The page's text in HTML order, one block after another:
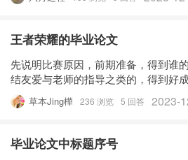
如会计职业、会计人员素质、管理会
王者荣耀的毕业论文
先说明比赛原因，前期准备，得到谁
结友爱与老师的指导之类的，得到好
师，没有好成绩的也要感谢同学老师
备，得到谁的帮助，突出同学间的团
草本Jing樺 236 浏览 5 回答 2023-
毕业论文中标题序号